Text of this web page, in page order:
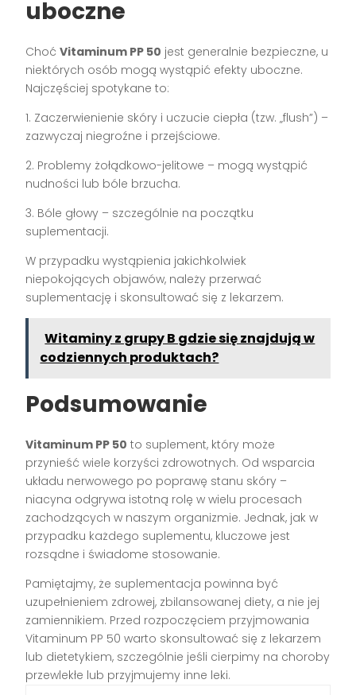
uboczne
ChoćVitaminum PP 50 jest generalnie bezpieczne, u
niektórych osób mogą wystąpić efekty uboczne.
Najczęściej spotykane to:
1. Zaczerwienienie skóry i uczucie ciepła (tzw. „flush”) –
zazwyczaj niegroźne i przejściowe.
2. Problemy żołądkowo-jelitowe – mogą wystąpić
nudności lub bóle brzucha.
3. Bóle głowy – szczególnie na początku
suplementacji.
W przypadku wystąpienia jakichkolwiek
niepokojących objawów, należy przerwać
suplementację i skonsultować się z lekarzem.
Witaminy z grupy B gdzie się znajdują w
codziennych produktach?
Podsumowanie
Vitaminum PP 50 to suplement, który może
przynieść wiele korzyści zdrowotnych. Od wsparcia
układu nerwowego po poprawę stanu skóry –
niacyna odgrywa istotną rolę w wielu procesach
zachodzących w naszym organizmie. Jednak, jak w
przypadku każdego suplementu, kluczowe jest
rozsądne i świadome stosowanie.
Pamiętajmy, że suplementacja powinna być
uzupełnieniem zdrowej, zbilansowanej diety, a nie jej
zamiennikiem. Przed rozpoczęciem przyjmowania
Vitaminum PP 50 warto skonsultować się z lekarzem
lub dietetykiem, szczególnie jeśli cierpimy na choroby
przewlekłe lub przyjmujemy inne leki.